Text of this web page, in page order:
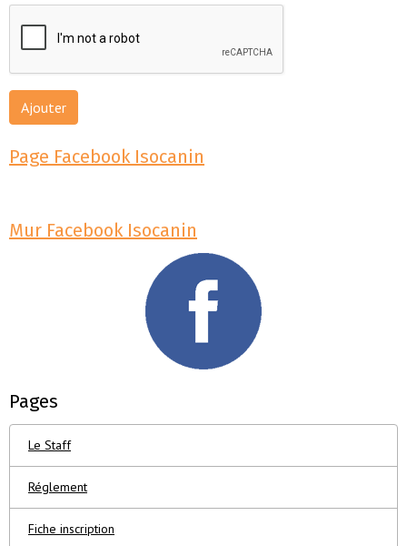
Ajouter
Page Facebook Isocanin
Mur Facebook Isocanin
Pages
Le Staff
Réglement
Fiche inscription